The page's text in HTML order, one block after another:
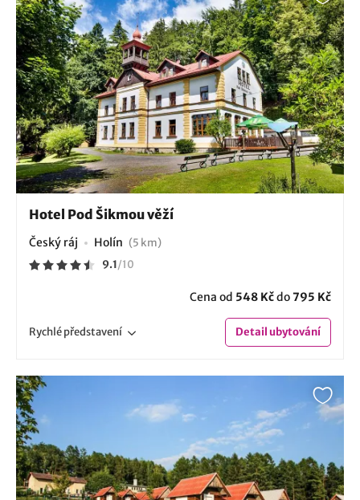
Hotel Pod Šikmou věží
Český ráj Holín (5 km)
9.1/10
Cena od 548 Kčdo795 Kč
Rychlépředstavení Detailubytování